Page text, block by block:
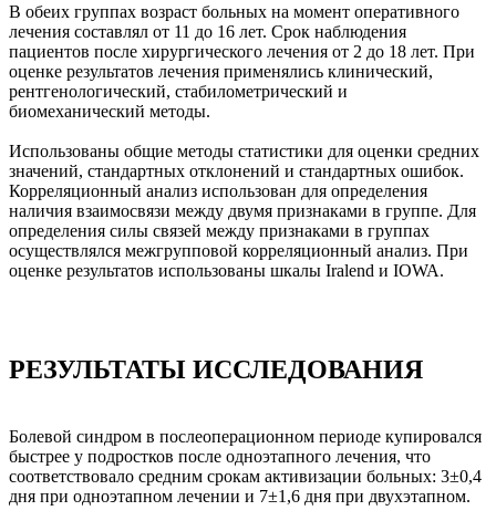
В обеих группах возраст больных на момент оперативного
лечения составлял от 11 до 16 лет. Срок наблюдения
пациентов после хирургического лечения от 2 до 18 лет. При
оценке результатов лечения применялись клинический,
рентгенологический, стабилометрический и
биомеханический методы.
Использованы общие методы статистики для оценки средних
значений, стандартных отклонений и стандартных ошибок.
Корреляционный анализ использован для определения
наличия взаимосвязи между двумя признаками в группе. Для
определения силы связей между признаками в группах
осуществлялся межгрупповой корреляционный анализ. При
оценке результатов использованы шкалы Iralend и IOWA.
РЕЗУЛЬТАТЫ ИССЛЕДОВАНИЯ
Болевой синдром в послеоперационном периоде купировался
быстрее у подростков после одноэтапного лечения, что
соответствовало средним срокам активизации больных: 3±0,4
дня при одноэтапном лечении и 7±1,6 дня при двухэтапном.